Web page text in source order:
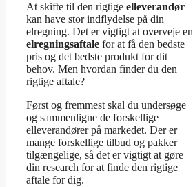
At skifte til den rigtige elleverandør
kan have stor indflydelse på din
elregning. Det er vigtigt at overveje en
elregningsaftale for at få den bedste
pris og det bedste produkt for dit
behov. Men hvordan finder du den
rigtige aftale?
Først og fremmest skal du undersøge
og sammenligne de forskellige
elleverandører på markedet. Der er
mange forskellige tilbud og pakker
tilgængelige, så det er vigtigt at gøre
din research for at finde den rigtige
aftale for dig.